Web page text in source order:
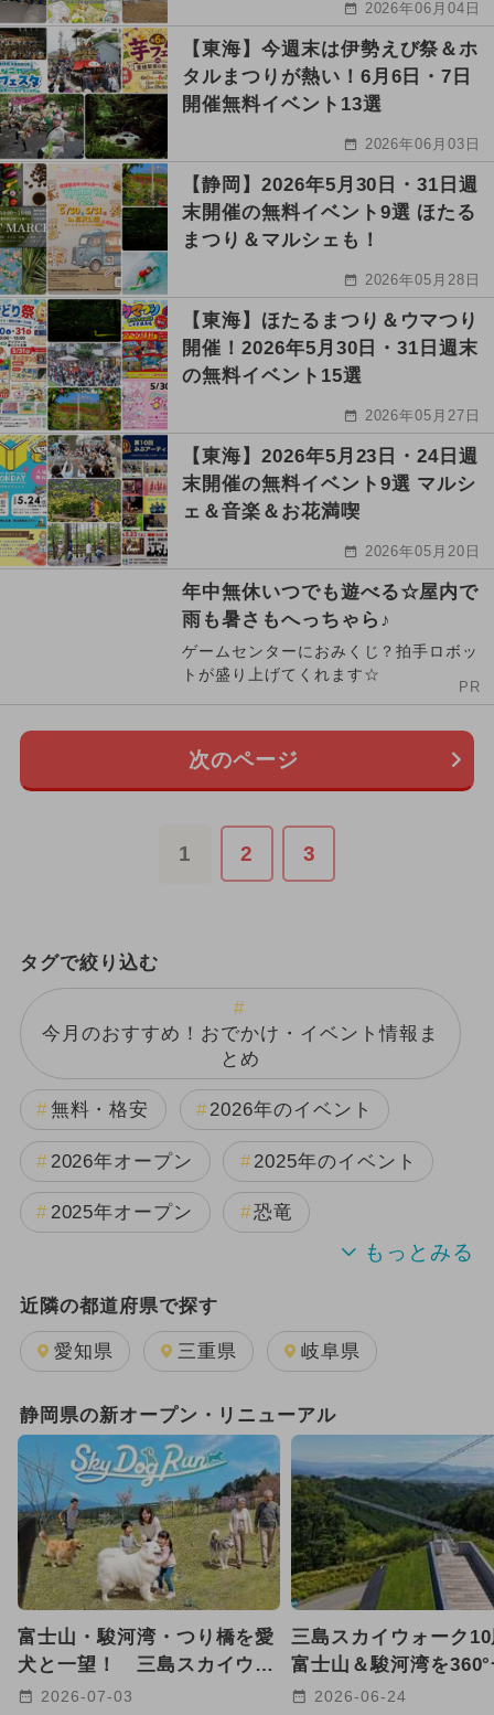
2026年06月04日
【東海】今週末は伊勢えび祭＆ホ
タルまつりが熱い！6月6日・7日
開催無料イベント13選
2026年06月03日
【静岡】2026年5月30日・31日週
末開催の無料イベント9選 ほたる
まつり＆マルシェも！
2026年05月28日
【東海】ほたるまつり＆ウマつり
開催！2026年5月30日・31日週末
の無料イベント15選
2026年05月27日
【東海】2026年5月23日・24日週
末開催の無料イベント9選 マルシ
ェ＆音楽＆お花満喫
2026年05月20日
年中無休いつでも遊べる☆屋内で
雨も暑さもへっちゃら♪
ゲームセンターにおみくじ？拍手ロボッ
トが盛り上げてくれます☆
PR
次のページ
1 2 3
タグで絞り込む
今月のおすすめ！おでかけ・イベント情報ま
とめ
無料・格安 2026年のイベント
2026年オープン 2025年のイベント
2025年オープン 恐竜
2024年のイベント
日帰り GW(ゴールデンウィーク)
2025年11月のイベント
2025年12月のイベント
2026年1月のイベント
2024年12月のイベント
2025年10月のイベント
2026年8月のイベント
近隣の都道府県で探す
愛知県 三重県 岐阜県
静岡県の新オープン・リニューアル
富士山・駿河湾・つり橋を愛
犬と一望！ 三島スカイウォ
ークに絶景ドッグラン誕生
2026-07-03
三島スカイウォーク
富士山＆駿河湾を
きる展望カフェが新
2026-06-24